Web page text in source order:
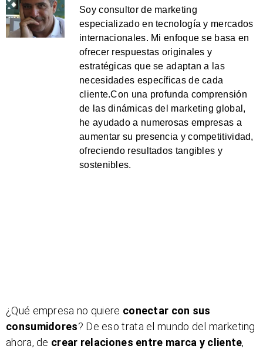
Soy consultor de marketing
especializado en tecnología y mercados
internacionales. Mi enfoque se basa en
ofrecer respuestas originales y
estratégicas que se adaptan a las
necesidades específicas de cada
cliente.Con una profunda comprensión
de las dinámicas del marketing global,
he ayudado a numerosas empresas a
aumentar su presencia y competitividad,
ofreciendo resultados tangibles y
sostenibles.
¿Qué empresa no quiere conectar con sus
consumidores? De eso trata el mundo del marketing
ahora, de crear relaciones entre marca y cliente,